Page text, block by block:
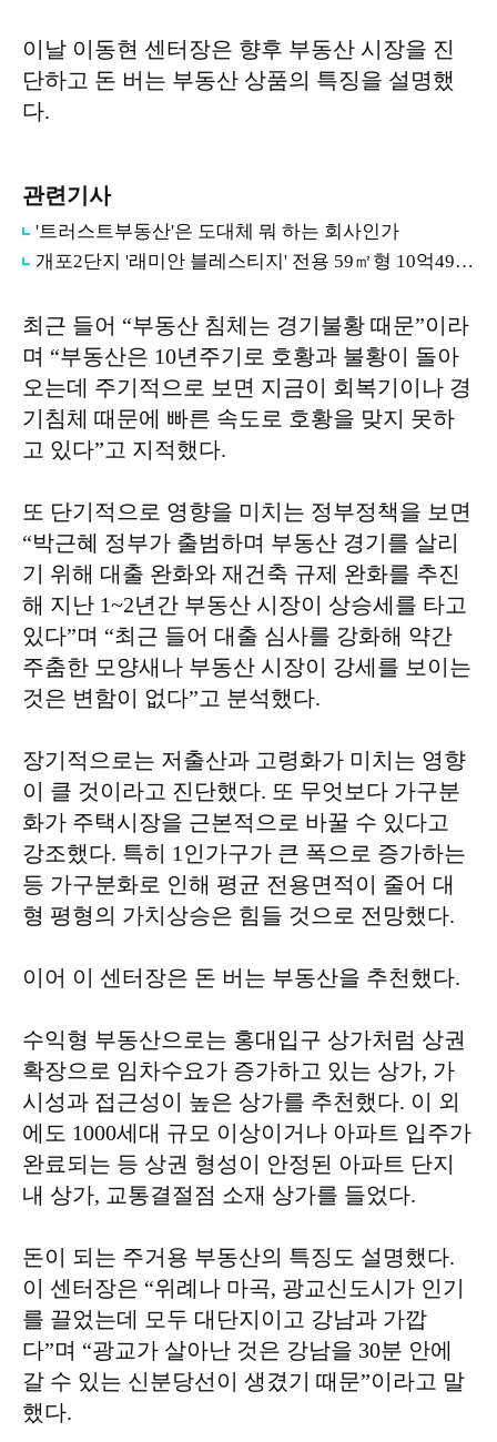
이날 이동현 센터장은 향후 부동산 시장을 진
단하고 돈 버는 부동산 상품의 특징을 설명했
다.
관련기사
'트러스트부동산'은 도대체 뭐 하는 회사인가
개포2단지 '래미안 블레스티지' 전용 59㎡형 10억4900만원…도곡동 렉슬보다 높아
최근 들어 “부동산 침체는 경기불황 때문”이라
며 “부동산은 10년주기로 호황과 불황이 돌아
오는데 주기적으로 보면 지금이 회복기이나 경
기침체 때문에 빠른 속도로 호황을 맞지 못하
고 있다”고 지적했다.
또 단기적으로 영향을 미치는 정부정책을 보면
“박근혜 정부가 출범하며 부동산 경기를 살리
기 위해 대출 완화와 재건축 규제 완화를 추진
해 지난 1~2년간 부동산 시장이 상승세를 타고
있다”며 “최근 들어 대출 심사를 강화해 약간
주춤한 모양새나 부동산 시장이 강세를 보이는
것은 변함이 없다”고 분석했다.
장기적으로는 저출산과 고령화가 미치는 영향
이 클 것이라고 진단했다. 또 무엇보다 가구분
화가 주택시장을 근본적으로 바꿀 수 있다고
강조했다. 특히 1인가구가 큰 폭으로 증가하는
등 가구분화로 인해 평균 전용면적이 줄어 대
형 평형의 가치상승은 힘들 것으로 전망했다.
이어 이 센터장은 돈 버는 부동산을 추천했다.
수익형 부동산으로는 홍대입구 상가처럼 상권
확장으로 임차수요가 증가하고 있는 상가, 가
시성과 접근성이 높은 상가를 추천했다. 이 외
에도 1000세대 규모 이상이거나 아파트 입주가
완료되는 등 상권 형성이 안정된 아파트 단지
내 상가, 교통결절점 소재 상가를 들었다.
돈이 되는 주거용 부동산의 특징도 설명했다.
이 센터장은 “위례나 마곡, 광교신도시가 인기
를 끌었는데 모두 대단지이고 강남과 가깝
다”며 “광교가 살아난 것은 강남을 30분 안에
갈 수 있는 신분당선이 생겼기 때문”이라고 말
했다.